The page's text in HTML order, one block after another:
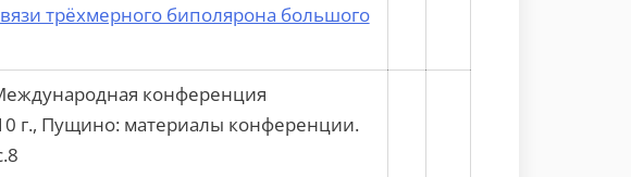
трёхмерного биполярона большого
конференция
г., Пущино: материалы конференции.